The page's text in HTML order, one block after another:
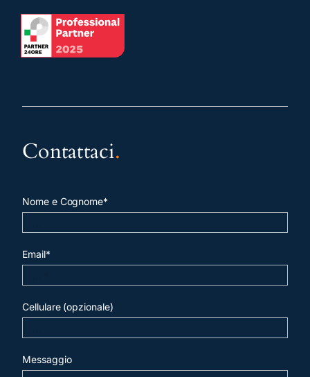
Contattaci.
Nome e Cognome*
Email*
Cellulare (opzionale)
Messaggio